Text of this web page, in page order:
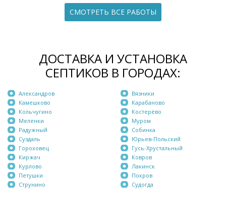
СМОТРЕТЬ ВСЕ РАБОТЫ
ДОСТАВКА И УСТАНОВКА
СЕПТИКОВ В ГОРОДАХ:
Александров
Камешково
Кольчугино
Меленки
Радужный
Суздаль
Вязники
Карабаново
Костерёво
Муром
Собинка
Юрьев-Польский
Гороховец
Киржач
Курлово
Петушки
Струнино
Гусь-Хрустальный
Ковров
Лакинск
Покров
Судогда